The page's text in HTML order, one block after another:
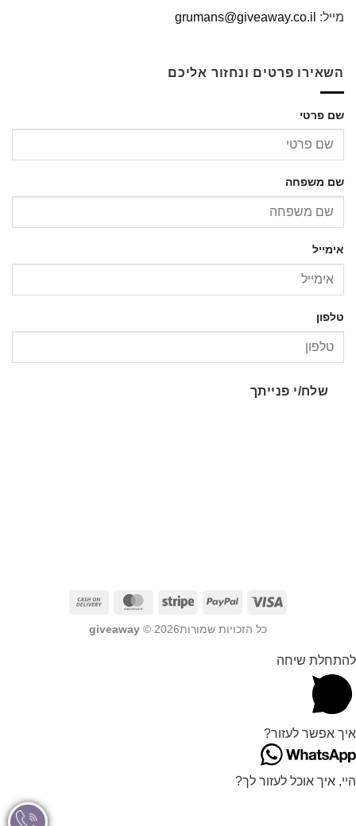
מייל: grumans@giveaway.co.il
השאירו פרטים ונחזור אליכם
שם פרטי
שם משפחה
אימייל
טלפון
שלח/י פנייתך
כל הזכויות שמורות2026 © giveaway
להתחלת שיחה
איך אפשר לעזור?
היי, איך אוכל לעזור לך?